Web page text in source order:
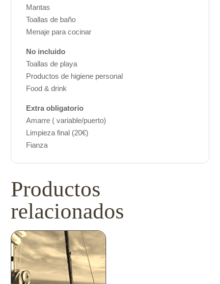
Mantas
Toallas de baño
Menaje para cocinar
No incluido
Toallas de playa
Productos de higiene personal
Food & drink
Extra obligatorio
Amarre ( variable/puerto)
Limpieza final (20€)
Fianza
Productos
relacionados